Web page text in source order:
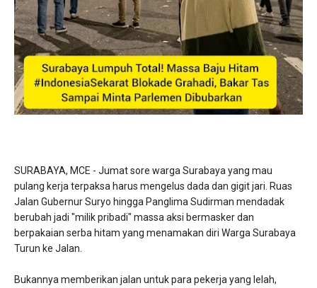
SURABAYA, MCE - Jumat sore warga Surabaya yang mau
pulang kerja terpaksa harus mengelus dada dan gigit jari. Ruas
Jalan Gubernur Suryo hingga Panglima Sudirman mendadak
berubah jadi "milik pribadi" massa aksi bermasker dan
berpakaian serba hitam yang menamakan diri Warga Surabaya
Turun ke Jalan.
​Bukannya memberikan jalan untuk para pekerja yang lelah,